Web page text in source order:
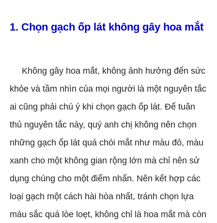
1. Chọn gạch ốp lát không gây hoa mắt
Không gây hoa mắt, không ảnh hưởng đến sức
khỏe và tầm nhìn của mọi người là một nguyên tắc
ai cũng phải chú ý khi chọn gạch ốp lát. Để tuân
thủ nguyên tắc này, quý anh chị không nên chọn
những gạch ốp lát quá chói mắt như màu đỏ, màu
xanh cho một không gian rộng lớn mà chỉ nên sử
dụng chúng cho một điểm nhấn. Nên kết hợp các
loại gạch một cách hài hòa nhất, tránh chọn lựa
màu sắc quá lòe loẹt, không chỉ là hoa mắt mà còn